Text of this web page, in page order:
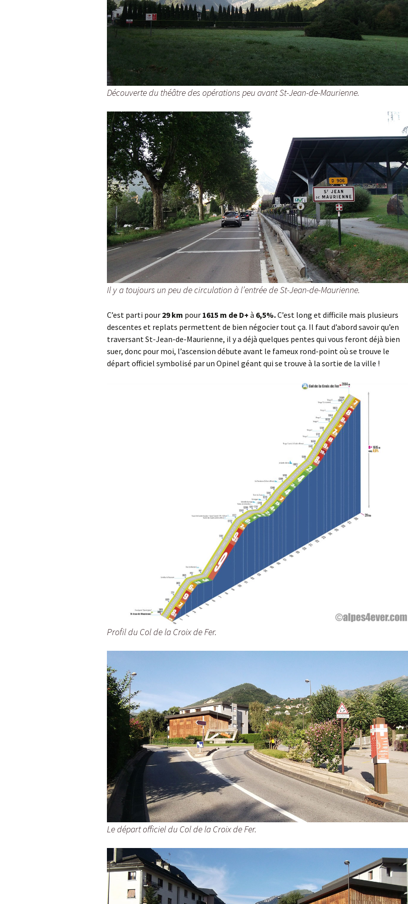
Éringes
Flavigny-sur-Ozerain
l’Arbre Rond
l’Italie
la Rente de l’Union
Lantilly
le Bochot
les Hâtes Bermont
les Petites Munières
Maligny
Marcellois
Martrois
Mesmont
Montagne de Bard
Montagne de Fontette
Montbard
Montbard >< Quincerot
Montbard >< St-Germain-
lès-Senailly
Nogent-lès-Montbard ><
Villiers
Pierre Pointe
Sausseau
Savigny-sous-Mâlain
Sombernon
Souhey >< Pouillenay
Soussey-sur-Brionne
St-Anthot
St-Hélier >< Chevannay
Suze >< Blangey Bas
Teureau des Fourches
Thenissey >< Vaubuzin
Découverte du théâtre des opérations peu avant St-Jean-de-Maurienne.
Il y a toujours un peu de circulation à l’entrée de St-Jean-de-Maurienne.
C’est parti pour 29 km pour 1615 m de D+ à 6,5%.C’est long et difficile mais plusieurs
descentes et replats permettent de bien négocier tout ça. Il faut d’abord savoir qu’en
traversant St-Jean-de-Maurienne, il y a déjà quelques pentes qui vous feront déjà bien
suer, donc pour moi, l’ascension débute avant le fameux rond-point où se trouve le
départ officiel symbolisé par un Opinel géant qui se trouve à la sortie de la ville !
Profil du Col de la Croix de Fer.
Le départ officiel du Col de la Croix de Fer.